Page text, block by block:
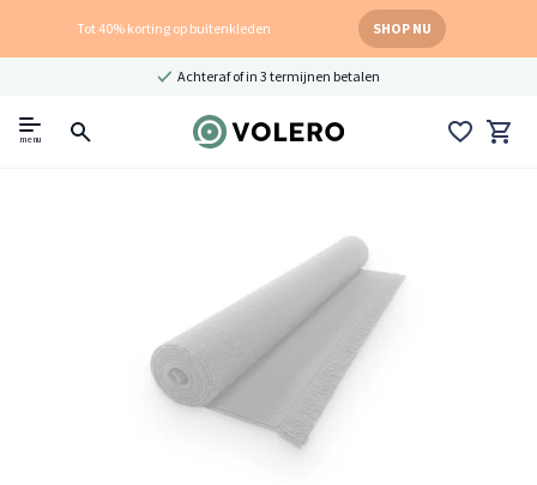
Tot 40% korting op buitenkleden SHOP NU
Achteraf of in 3 termijnen betalen
menu